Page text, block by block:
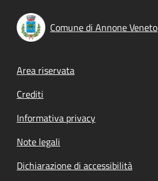
Comune di Annone Veneto
Footer menu
Area riservata
Crediti
Informativa privacy
Note legali
Dichiarazione di accessibilità